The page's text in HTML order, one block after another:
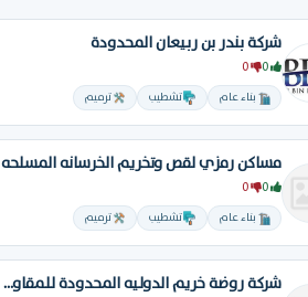
شركة بندر بن ربيعان المحدودة
بناء عام تشطيب ترميم
مساكن رمزي لقص وتخريم الخرسانه المسلحه
بناء عام تشطيب ترميم
شركة روضة خريم الدوليه المحدودة للمقاولات العامة